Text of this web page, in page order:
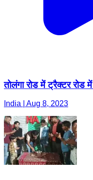
तोलंगा रोड में ट्रैक्टर रोड
India | Aug 8, 2023